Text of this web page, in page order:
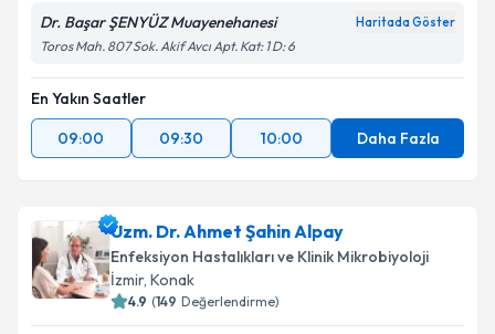
Dr. Başar ŞENYÜZ Muayenehanesi Haritada Göster
Toros Mah. 807 Sok. Akif Avcı Apt. Kat: 1 D: 6
En Yakın Saatler
09:00
09:30 10:00 Daha Fazla
Uzm. Dr. Ahmet Şahin Alpay
Enfeksiyon Hastalıkları ve Klinik Mikrobiyoloji
İzmir, Konak
4.9 (149 Değerlendirme)